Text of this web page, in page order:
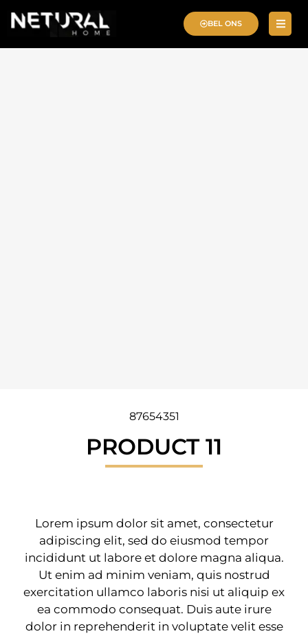
BEL ONS
87654351
PRODUCT 11
Lorem ipsum dolor sit amet, consectetur
adipiscing elit, sed do eiusmod tempor
incididunt ut labore et dolore magna aliqua.
Ut enim ad minim veniam, quis nostrud
exercitation ullamco laboris nisi ut aliquip ex
ea commodo consequat. Duis aute irure
dolor in reprehenderit in voluptate velit esse